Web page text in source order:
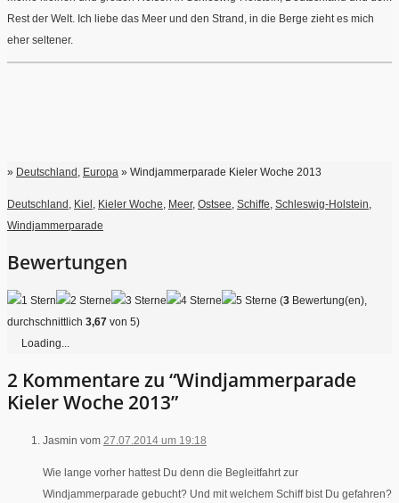
Rest der Welt. Ich liebe das Meer und den Strand, in die Berge zieht es mich
eher seltener.
» Deutschland , Europa » Windjammerparade Kieler Woche 2013
Deutschland , Kiel , Kieler Woche, Meer, Ostsee, Schiffe, Schleswig-Holstein,
Windjammerparade
Bewertungen
(3 Bewertung(en),
durchschnittlich 3,67 von 5)
Loading...
2 Kommentare zu “Windjammerparade
Kieler Woche 2013”
Jasmin vom 27.07.2014 um 19:18
Wie lange vorher hattest Du denn die Begleitfahrt zur
Windjammerparade gebucht? Und mit welchem Schiff bist Du gefahren?